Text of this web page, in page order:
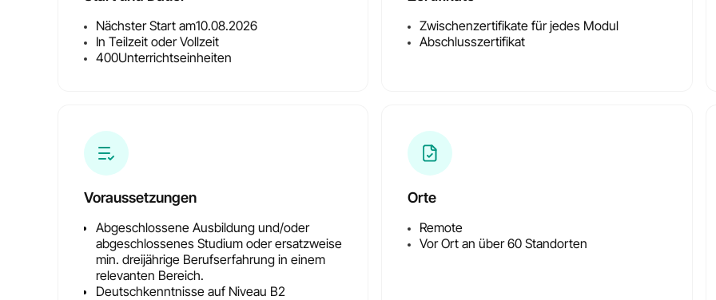
Nächster Start am10.08.2026
In Teilzeit oder Vollzeit
400Unterrichtseinheiten
Zwischenzertifikate für jedes Modul
Abschlusszertifikat
Voraussetzungen
Abgeschlossene Ausbildung und/oder
abgeschlossenes Studium oder ersatzweise
min. dreijährige Berufserfahrung in einem
relevanten Bereich.
Deutschkenntnisse auf Niveau B2
Orte
Remote
Vor Ort an über 60 Standorten